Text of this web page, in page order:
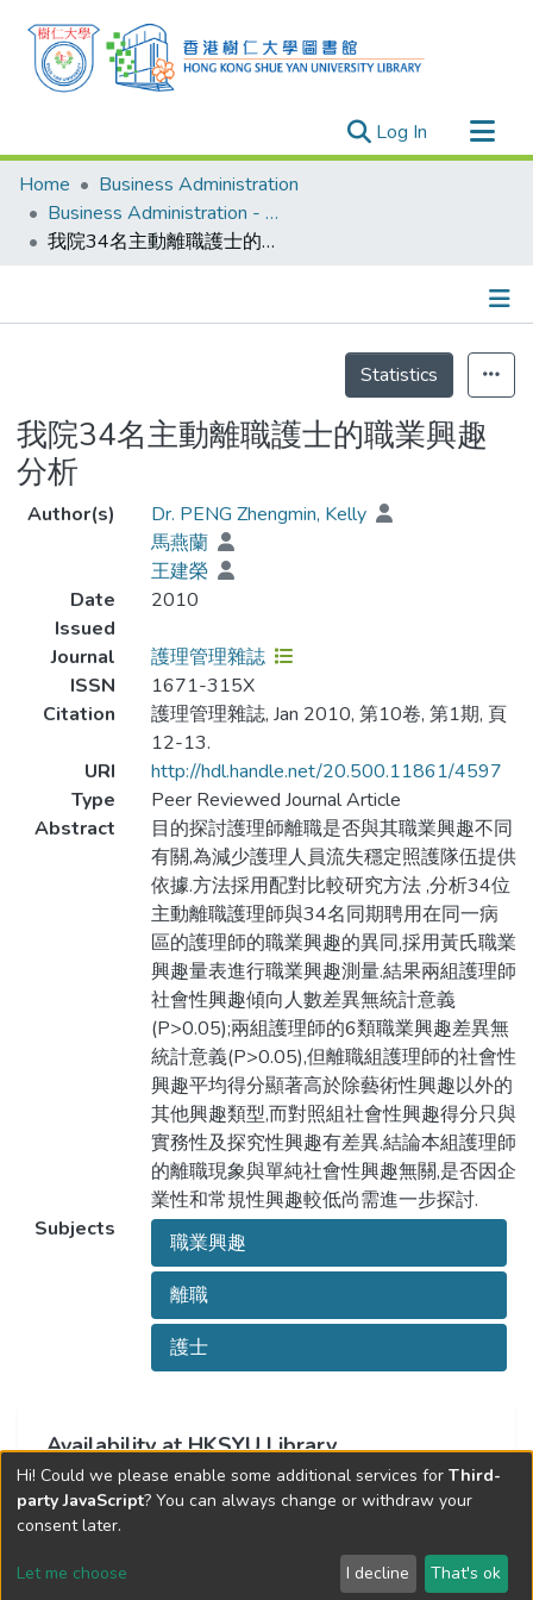
Log In (current)
Research Outputs
Researchers
Organizations
Events
Home
Business Administration
Business Administration - Publication
我院34名主動離職護士的職業興趣分析
Statistics
我院34名主動離職護士的職業興趣
分析
Author(s)
Dr. PENG Zhengmin, Kelly
馬燕蘭
王建榮
Date
Issued
2010
Journal
護理管理雜誌
ISSN
1671-315X
Citation
護理管理雜誌, Jan 2010, 第10卷, 第1期, 頁
12-13.
URI
http://hdl.handle.net/20.500.11861/4597
Type
Peer Reviewed Journal Article
Abstract
目的探討護理師離職是否與其職業興趣不同
有關,為減少護理人員流失穩定照護隊伍提供
依據.方法採用配對比較研究方法 ,分析34位
主動離職護理師與34名同期聘用在同一病
區的護理師的職業興趣的異同,採用黃氏職業
興趣量表進行職業興趣測量.結果兩組護理師
社會性興趣傾向人數差異無統計意義
(P>0.05);兩組護理師的6類職業興趣差異無
統計意義(P>0.05),但離職組護理師的社會性
興趣平均得分顯著高於除藝術性興趣以外的
其他興趣類型,而對照組社會性興趣得分只與
實務性及探究性興趣有差異.結論本組護理師
的離職現象與單純社會性興趣無關,是否因企
業性和常規性興趣較低尚需進一步探討.
Subjects
職業興趣
離職
護士
Availability at HKSYU Library
This item is currently not available.
Send Feedback
Hi! Could we please enable some additional services for Third-
party JavaScript? You can always change or withdraw your
consent later.
Let me choose I decline That's ok